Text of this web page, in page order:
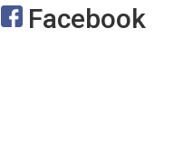
Facebook